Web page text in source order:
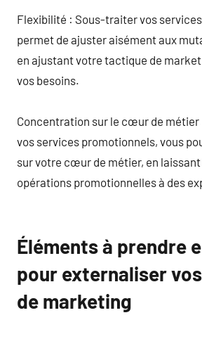
Flexibilité : Sous-traiter vos
permet de ajuster aisément aux
en ajustant votre tactique de
vos besoins.
Concentration sur le cœur de
vos services promotionnels, vous
sur votre cœur de métier, en
opérations promotionnelles à des
Éléments à prendre
pour externaliser
de marketing